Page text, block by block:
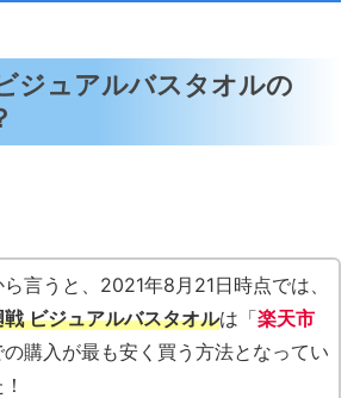
ジュアルバスタオルの
言うと、2021年8月21日時点では、
ビジュアルバスタオルは「楽天市
購入が最も安く買う方法となってい